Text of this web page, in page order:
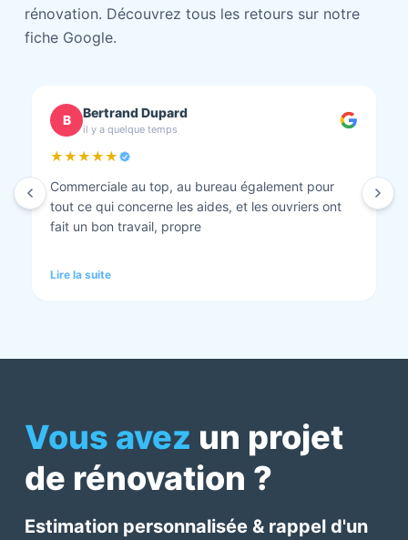
rénovation. Découvrez tous les retours sur notre
fiche Google.
C chantal BOURBONNAIS
il y a quelque temps
★★★★★
Isolation combles et rénovation façade réalisés.
Travaux bien faits. Personnel au top minutieux et
tout est nickel quand ils ont finis. Vous pouvez y
Lire la suite
Vous avez un projet
de rénovation ?
Estimation personnalisée & rappel d'un